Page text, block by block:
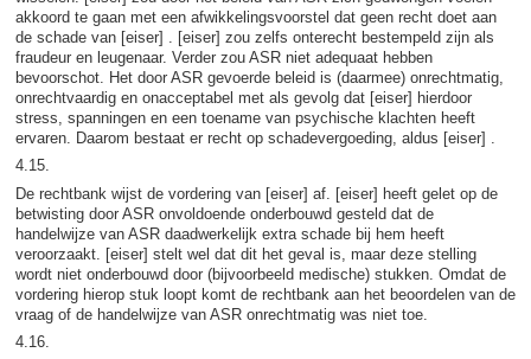
akkoord te gaan met een afwikkelingsvoorstel dat geen recht doet aan
de schade van [eiser] . [eiser] zou zelfs onterecht bestempeld zijn als
fraudeur en leugenaar. Verder zou ASR niet adequaat hebben
bevoorschot. Het door ASR gevoerde beleid is (daarmee) onrechtmatig,
onrechtvaardig en onacceptabel met als gevolg dat [eiser] hierdoor
stress, spanningen en een toename van psychische klachten heeft
ervaren. Daarom bestaat er recht op schadevergoeding, aldus [eiser] .
4.15.
De rechtbank wijst de vordering van [eiser] af. [eiser] heeft gelet op de
betwisting door ASR onvoldoende onderbouwd gesteld dat de
handelwijze van ASR daadwerkelijk extra schade bij hem heeft
veroorzaakt. [eiser] stelt wel dat dit het geval is, maar deze stelling
wordt niet onderbouwd door (bijvoorbeeld medische) stukken. Omdat de
vordering hierop stuk loopt komt de rechtbank aan het beoordelen van de
vraag of de handelwijze van ASR onrechtmatig was niet toe.
4.16.